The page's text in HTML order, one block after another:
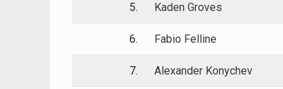
5. Kaden Groves
6. Fabio Felline
7. Alexander Konychev